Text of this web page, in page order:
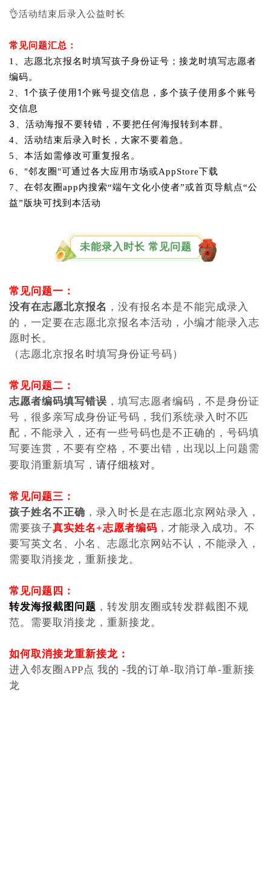
2、
1个孩子使用1个账号提交信息，多个孩子使用多个账号
交信息
3、活动海报不要转错，不要把任何海报转到本群。
4、活动结束后录入时长，大家不要着急。
5、本活如需修改可重复报名。
6、"邻友圈"可通过各大应用市场或AppStore下载
7、在邻友圈app内搜索“端午文化小使者”或首页导航点“公
未能录入时长 常见问题
常见问题一：
的，一定要在志愿北京报名本活动，小编才能录入志
常见问题二：
志愿者编码填写错误
，填写志愿者编码，不是身份证
号，很多亲写成身份证号码，我们系统录入时不匹
配，不能录入，还有一些号码也是不正确的，号码填
写要连贯，不要有空格，不要出错，出现以上问题需
要取消重新填写，
常见问题三：
孩子姓名不正确
，录入时长是在志愿北京网站录入，
需要孩子
真实姓名+志愿者编码，才能录入成功。不
要写英文名、小名、志愿北京网站不认，不能录入，
需要取消接龙，重新接龙。
常见问题四：
转发海报截图问题
，转发朋友圈或转发群截图不规
范。需要取消接龙，重新接龙。
如何取消接龙重新接龙：
进入邻友圈APP点 我的 -我的订单-取消订单-重新接
龙